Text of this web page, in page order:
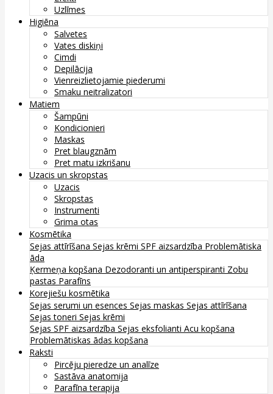
Uzlīmes
Higiēna
Salvetes
Vates diskiņi
Cimdi
Depilācija
Vienreizlietojamie piederumi
Smaku neitralizatori
Matiem
Šampūni
Kondicionieri
Maskas
Pret blaugznām
Pret matu izkrišanu
Uzacis un skropstas
Uzacis
Skropstas
Instrumenti
Grima otas
Kosmētika
Sejas attīrīšana Sejas krēmi SPF aizsardzība Problemātiska
āda
Ķermeņa kopšana Dezodoranti un antiperspiranti Zobu
pastas Parafīns
Korejiešu kosmētika
Sejas serumi un esences Sejas maskas Sejas attīrīšana
Sejas toneri Sejas krēmi
Sejas SPF aizsardzība Sejas eksfolianti Acu kopšana
Problemātiskas ādas kopšana
Raksti
Pircēju pieredze un analīze
Sastāva anatomija
Parafīna terapija